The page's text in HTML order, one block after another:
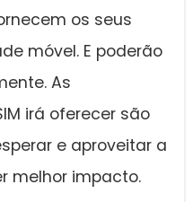
os seus
móvel. E poderão
As
irá oferecer são
e aproveitar a
melhor impacto.